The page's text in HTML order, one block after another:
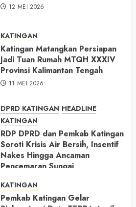
12 MEI 2026
KATINGAN
Katingan Matangkan Persiapan
Jadi Tuan Rumah MTQH XXXIV
Provinsi Kalimantan Tengah
11 MEI 2026
DPRD KATINGAN HEADLINE
KATINGAN
RDP DPRD dan Pemkab Katingan
Soroti Krisis Air Bersih, Insentif
Nakes Hingga Ancaman
Pencemaran Sungai
KATINGAN
Pemkab Katingan Gelar